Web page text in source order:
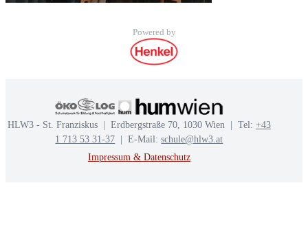
Powered by
HLW3 - St. Franziskus | Erdbergstraße 70, 1030 Wien | Tel: +43
1 713 53 31-37 | E-Mail:schule@hlw3.at
Impressum & Datenschutz